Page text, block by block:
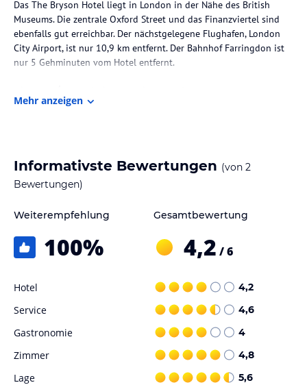
Das The Bryson Hotel liegt in London in der Nähe des British
Museums. Die zentrale Oxford Street und das Finanzviertel sind
ebenfalls gut erreichbar. Der nächstgelegene Flughafen, London
City Airport, ist nur 10,9 km entfernt. Der Bahnhof Farringdon ist
nur 5 Gehminuten vom Hotel entfernt.
Gastronomie im Hotel
serviert.
Sport und Unterhaltung
Hinweis:
Verfasst von HolidayCheck mit Hilfe von KI. Alle
Angaben ohne Gewähr. Bitte lies vor der Buchung die
Mehr anzeigen
Informativste Bewertungen (von 2
Bewertungen)
Weiterempfehlung
100%
Gesamtbewertung
4,2 / 6
Hotel 4,2
Service 4,6
Gastronomie 4
Zimmer 4,8
Lage 5,6